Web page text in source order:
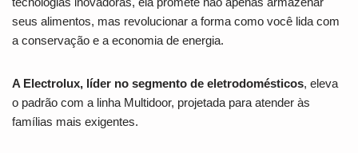
seus alimentos, mas revolucionar a forma como você lida com
a conservação e a economia de energia.
A Electrolux, líder no segmento de eletrodomésticos, eleva
o padrão com a linha Multidoor, projetada para atender às
famílias mais exigentes.